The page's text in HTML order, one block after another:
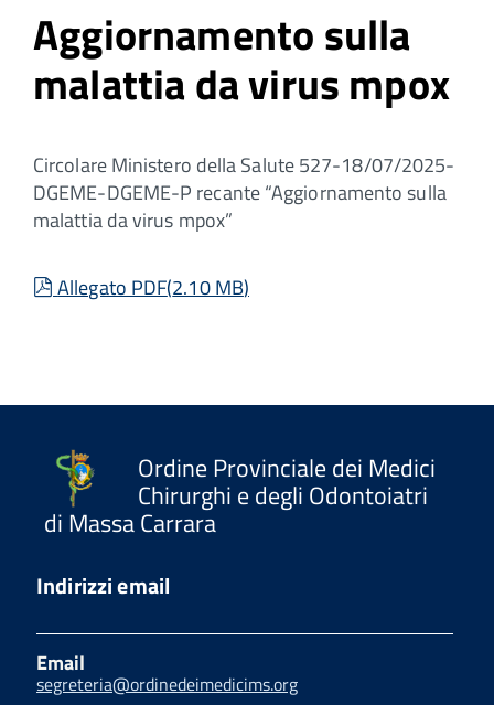
Aggiornamento sulla
malattia da virus mpox
Circolare Ministero della Salute 527-18/07/2025-
DGEME-DGEME-P recante “Aggiornamento sulla
malattia da virus mpox”
pdf
Allegato PDF(2.10 MB)
Ordine Provinciale dei Medici
Chirurghi e degli Odontoiatri
di Massa Carrara
Indirizzi email
Email
segreteria@ordinedeimedicims.org